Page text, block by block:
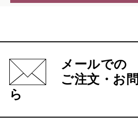
メールでの
ご注文・ お
ら